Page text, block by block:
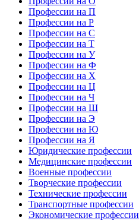
Профессии на П
Профессии на Р
Профессии на С
Профессии на Т
Профессии на У
Профессии на Ф
Профессии на Х
Профессии на Ц
Профессии на Ч
Профессии на Ш
Профессии на Э
Профессии на Ю
Профессии на Я
Юридические профессии
Медицинские профессии
Военные профессии
Творческие профессии
Технические профессии
Транспортные профессии
Экономические профессии